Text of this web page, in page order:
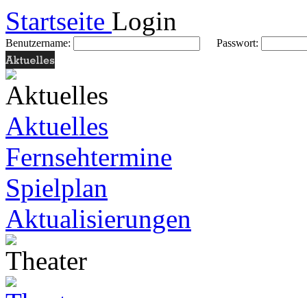
Startseite Login
Benutzername: Passwort:
Aktuelles
Fernsehtermine
Spielplan
Aktualisierungen